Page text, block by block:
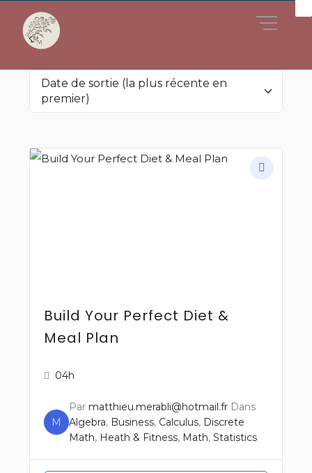
Date de sortie (la plus récente en
premier)
Build Your Perfect Diet &
Meal Plan
04h
M
Par matthieu.merabli@hotmail.frDans
Algebra, Business, Calculus, Discrete
Math, Heath & Fitness, Math, Statistics